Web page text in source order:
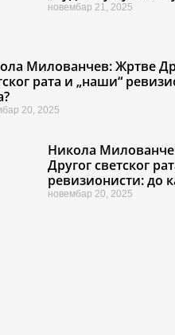
новембар 21, 2025
Милованчев: Жртве
рата и „наши“
20, 2025
Никола
Другог светског
ревизионисти: до
новембар 20, 2025